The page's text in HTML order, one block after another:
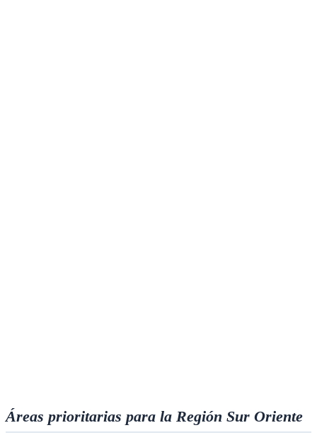
Áreas prioritarias para la Región Sur Oriente